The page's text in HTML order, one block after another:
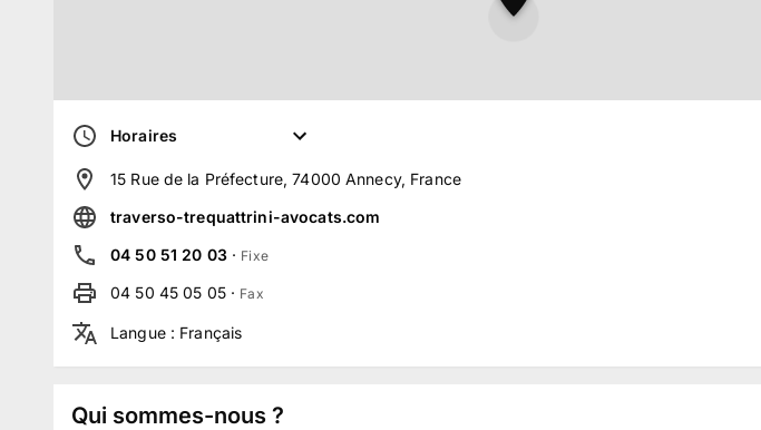
Horaires
15 Rue de la Préfecture, 74000 Annecy, France
traverso-trequattrini-avocats.com
04 50 51 20 03 · Fixe
04 50 45 05 05 · Fax
Langue: Français
Qui sommes-nous ?